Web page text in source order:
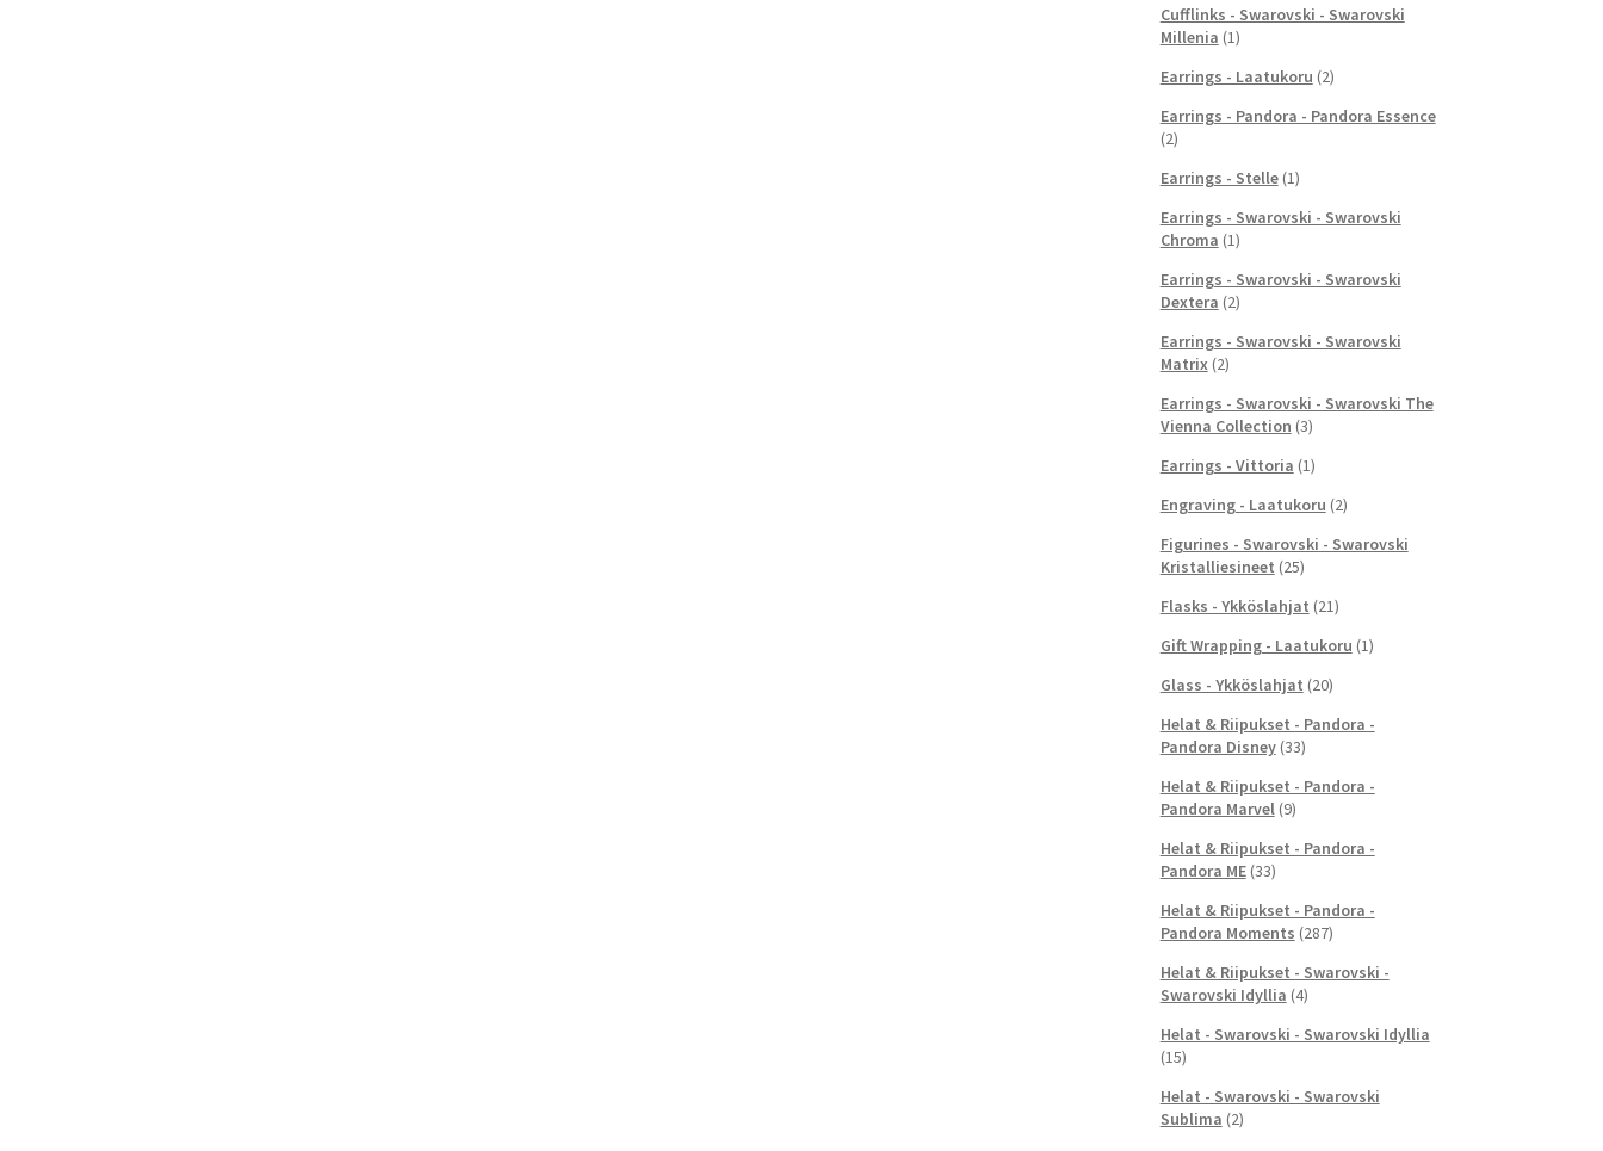
Cufflinks - Swarovski - Swarovski
Millenia (1)
Earrings - Laatukoru (2)
Earrings - Pandora - Pandora Essence
(2)
Earrings - Stelle (1)
Earrings - Swarovski - Swarovski
Chroma (1)
Earrings - Swarovski - Swarovski
Dextera (2)
Earrings - Swarovski - Swarovski
Matrix (2)
Earrings - Swarovski - Swarovski The
Vienna Collection (3)
Earrings - Vittoria (1)
Engraving - Laatukoru (2)
Figurines - Swarovski - Swarovski
Kristalliesineet (25)
Flasks - Ykköslahjat (21)
Gift Wrapping - Laatukoru (1)
Glass - Ykköslahjat (20)
Helat & Riipukset - Pandora -
Pandora Disney (33)
Helat & Riipukset - Pandora -
Pandora Marvel (9)
Helat & Riipukset - Pandora -
Pandora ME (33)
Helat & Riipukset - Pandora -
Pandora Moments (287)
Helat & Riipukset - Swarovski -
Swarovski Idyllia (4)
Helat - Swarovski - Swarovski Idyllia
(15)
Helat - Swarovski - Swarovski
Sublima (2)